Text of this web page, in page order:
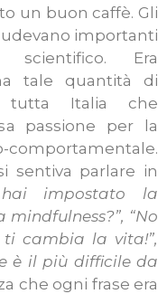
un buon caffè. Gli
importanti
Era
tale quantità di
tutta Italia che
passione per la
sentiva parlare in
hai impostato la
“No
cambia la vita!”,
è il più difficile da
che ogni frase era